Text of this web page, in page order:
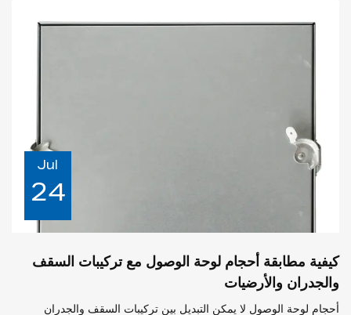
Jul
24
كيفية مطابقة أحجام لوحة الوصول مع تركيبات السقف
والجدران والأرضيات
أحجام لوحة الوصول لا يمكن التبديل بين تركيبات السقف والجدران